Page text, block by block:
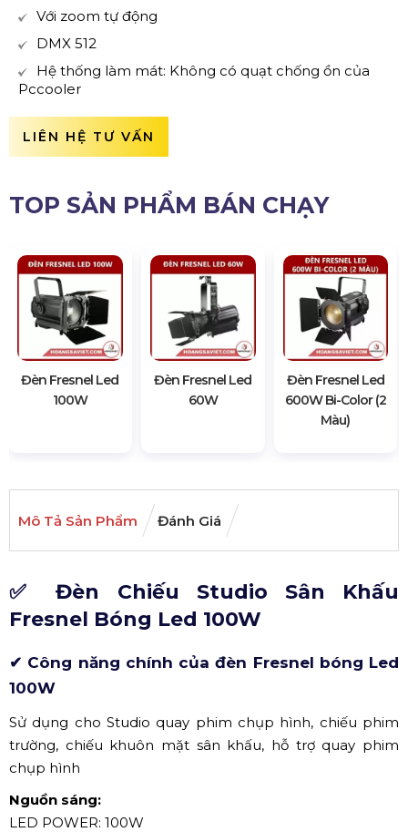
Với zoom tự động
DMX 512
Hệ thống làm mát: Không có quạt chống ồn của
Pccooler
LIÊN HỆ TƯ VẤN
TOP SẢN PHẨM BÁN CHẠY
Đèn Fresnel Led
100W
Đèn Fresnel Led
60W
Đèn Fresnel Led
600W Bi-Color (2
Màu)
Mô Tả Sản Phẩm Đánh Giá
✅ Đèn Chiếu Studio Sân Khấu
Fresnel Bóng Led 100W
✔ Công năng chính của đèn Fresnel bóng Led
100W
Sử dụng cho Studio quay phim chụp hình, chiếu phim
trường, chiếu khuôn mặt sân khấu, hỗ trợ quay phim
chụp hình
Nguồn sáng:
LED POWER: 100W